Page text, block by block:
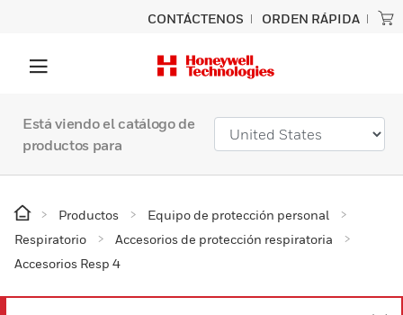
CONTÁCTENOS ORDEN RÁPIDA
Está viendo el catálogo de
productos para
Productos
Equipo de protección personal
Respiratorio
Accesorios de protección respiratoria
Accesorios Resp 4